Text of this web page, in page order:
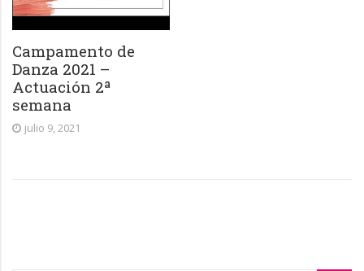
Campamento de
Danza 2021 –
Actuación 2ª
semana
julio 9, 2021